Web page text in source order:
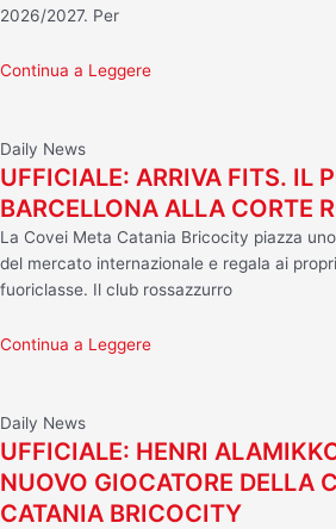
2026/2027. Per
Continua a Leggere
Daily News
UFFICIALE: ARRIVA FITS. IL
BARCELLONA ALLA CORTE
La Covei Meta Catania Bricocity piazza
del mercato internazionale e regala ai
fuoriclasse. Il club rossazzurro
Continua a Leggere
Daily News
UFFICIALE: HENRI
NUOVO GIOCATORE DELLA
CATANIA BRICOCITY